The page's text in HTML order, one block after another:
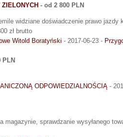
- od 2 800 PLN
widziane doświadczenie prawo jazdy
zł brutto
Witold Boratyński - 2017-06-23 -
PLN
ODPOWIEDZIALNOŚCIĄ -
magazynie, sprawdzanie wysyłanego